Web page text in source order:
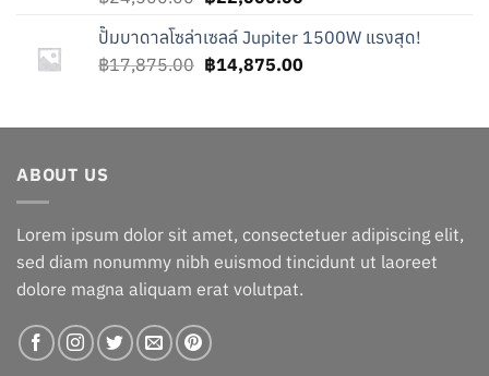
was:
฿24,500.00.
is:
฿22,000.00.
ปั๊มบาดาลโซล่าเซลล์ Jupiter 1500W แรงสุด!
฿17,875.00 Original
฿17,875.00.
฿14,875.00Current
฿14,875.00.
ABOUT US
Lorem ipsum dolor sit amet, consectetuer adipiscing elit,
sed diam nonummy nibh euismod tincidunt ut laoreet
dolore magna aliquam erat volutpat.